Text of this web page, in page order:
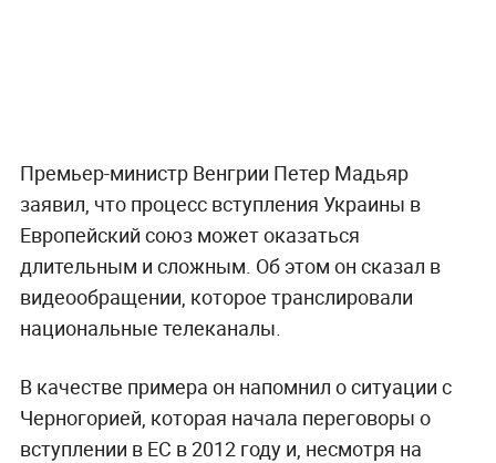
Премьер-министр Венгрии Петер Мадьяр
заявил, что процесс вступления Украины в
Европейский союз может оказаться
длительным и сложным. Об этом он сказал в
видеообращении, которое транслировали
национальные телеканалы.
В качестве примера он напомнил о ситуации с
Черногорией, которая начала переговоры о
вступлении в ЕС в 2012 году и, несмотря на